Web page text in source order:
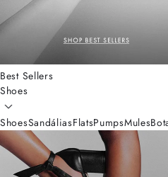
Best Sellers
Shoes
ShoesSandáliasFlatsPumpsMules